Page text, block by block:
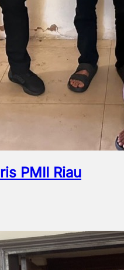
PMII Riau